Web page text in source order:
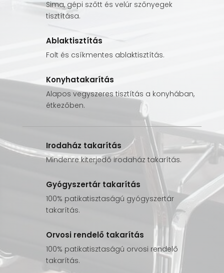
Sima, gépi szőtt és velúr szőnyegek
tisztítása.
Ablaktisztítás
Folt és csíkmentes ablaktisztítás.
Konyhatakarítás
Alapos vegyszeres tisztítás a konyhában,
étkezőben.
Irodaház takarítás
Mindenre kiterjedő irodaház takarítás.
Gyógyszertár takarítás
100% patikatisztaságú gyógyszertár
takarítás.
Orvosi rendelő takarítás
100% patikatisztaságú orvosi rendelő
takarítás.